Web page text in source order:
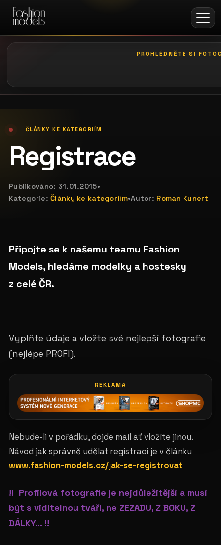
PROHLÉDNĚTE SI
ČLÁNKY KE KATEGORIÍM
Registrace
Publikováno: 31.01.2015•
Kategorie:Články ke kategoriím•Autor: Roman Kunert
Připojte se k našemu teamu Fashion
Models, hledáme modelky a hostesky
z celé ČR.
Vyplňte údaje a vložte své nejlepší fotografie
(nejlépe PROFI).
REKLAMA
Nebude-li v pořádku, dojde mail ať vložíte jinou.
Návod jak správně udělat registraci je v článku
www.fashion-models.cz/jak-se-registrovat
!! Profilová fotografie je nejdůležitější a musí
být s viditelnou tváří, ne ZEZADU, Z BOKU, Z
DÁLKY... !!